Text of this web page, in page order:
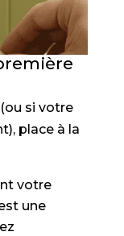
si votre
place à la
votre
une